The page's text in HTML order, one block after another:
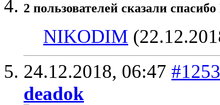
2 пользователей сказали
NIKODIM
24.12.2018, 06:47
deadok